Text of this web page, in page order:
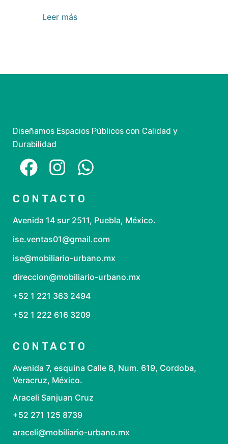
Leer más
Diseñamos Espacios Públicos con Calidad y
Durabilidad
CONTACTO
Avenida 14 sur 2511, Puebla, México.
ise.ventas01@gmail.com
ise@mobiliario-urbano.mx
direccion@mobiliario-urbano.mx
+52 1 221 363 2494
+52 1 222 616 3209
CONTACTO
Avenida 7, esquina Calle 8, Num. 619, Cordoba,
Veracruz, México.
Araceli Sanjuan Cruz
+52 271 125 8739
araceli@mobiliario-urbano.mx